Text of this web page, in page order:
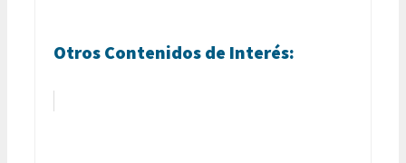
Otros Contenidos de Interés: